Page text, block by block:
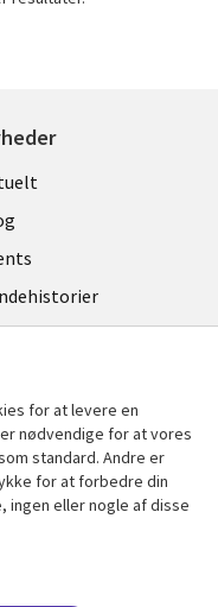
for at levere en
nødvendige for at vores
standard. Andre er
for at forbedre din
ingen eller nogle af disse